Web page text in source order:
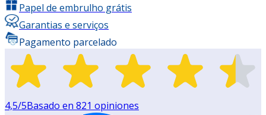
Papel de embrulho grátis
Garantias e serviços
Pagamento parcelado
4,5/5Basado en 821 opiniones